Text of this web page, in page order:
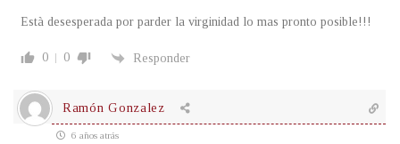
Està desesperada por parder la virginidad lo mas pronto posible!!!
0 0 Responder
Ramón Gonzalez
6 años atrás